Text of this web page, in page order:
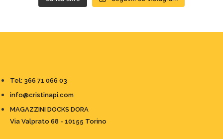
Tel: 366 71 066 03
info@cristinapi.com
MAGAZZINI DOCKS DORA
Via Valprato 68 - 10155 Torino